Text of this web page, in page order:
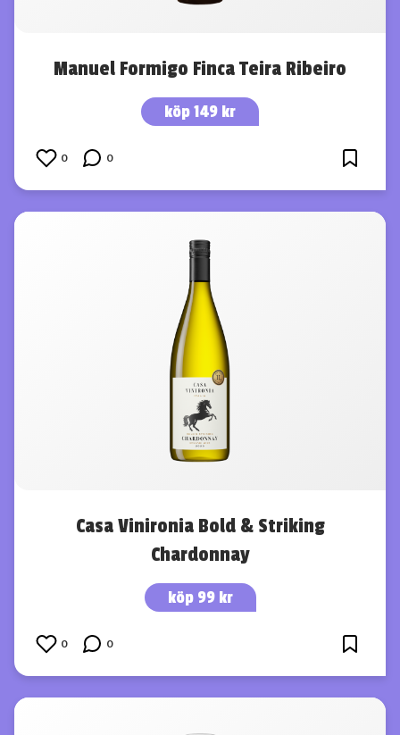
Manuel Formigo Finca Teira Ribeiro
köp 149 kr
0 0
Casa Vinironia Bold & Striking
Chardonnay
köp 99 kr
0 0